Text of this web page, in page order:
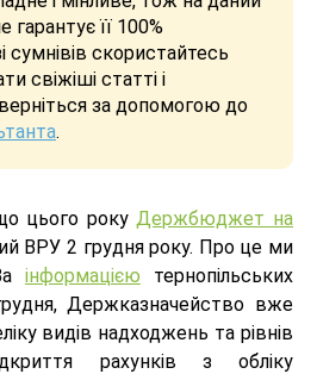
її 100%
сумнівів скористайтесь
свіжіші статті і
за допомогою до
.
цього рокуДержбюджет на
ВРУ 2 грудня року. Про це ми
інформацією тернопільських
Держказначейство вже
видів надходжень та рівнів
рахунків з обліку